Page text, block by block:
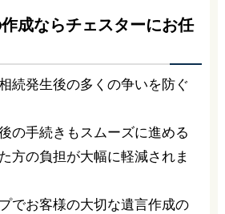
成ならチェスターにお任
続発生後の多くの争いを防ぐ
の手続きもスムーズに進める
方の負担が大幅に軽減されま
でお客様の大切な遺言作成の